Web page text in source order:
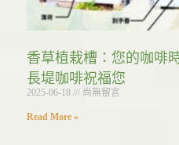
香草植栽槽：您的咖啡
長堤咖啡祝福您
2025-06-18 尚無留言
Read More »